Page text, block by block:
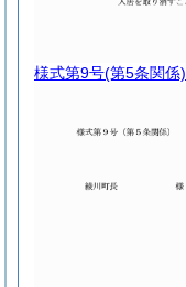
様式第9号(第5条関係)